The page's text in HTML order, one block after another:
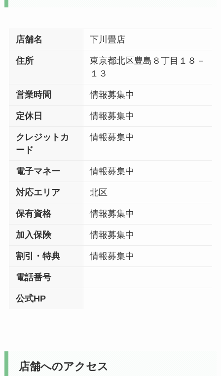
店舗名 下川畳店
住所
東京都北区豊島８丁目１８－
１３
営業時間 情報募集中
定休日 情報募集中
クレジットカ
ード
情報募集中
電子マネー 情報募集中
対応エリア 北区
保有資格 情報募集中
加入保険 情報募集中
割引・特典 情報募集中
電話番号
公式HP
店舗へのアクセス